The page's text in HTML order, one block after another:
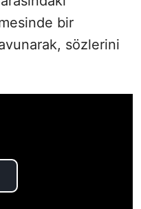
bir
sözlerini